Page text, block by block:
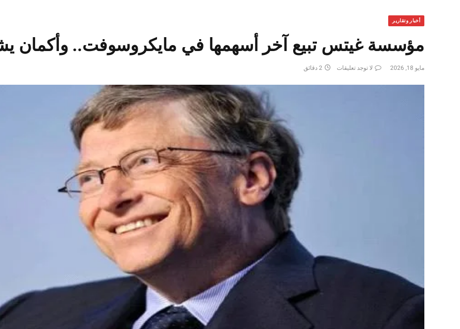
أخبار وتقارير
مؤسسة غيتس تبيع آخر أسهمها في مايكروسوفت.. وأكمان
مايو 18, 2026 لا توجد تعليقات 2 دقائق